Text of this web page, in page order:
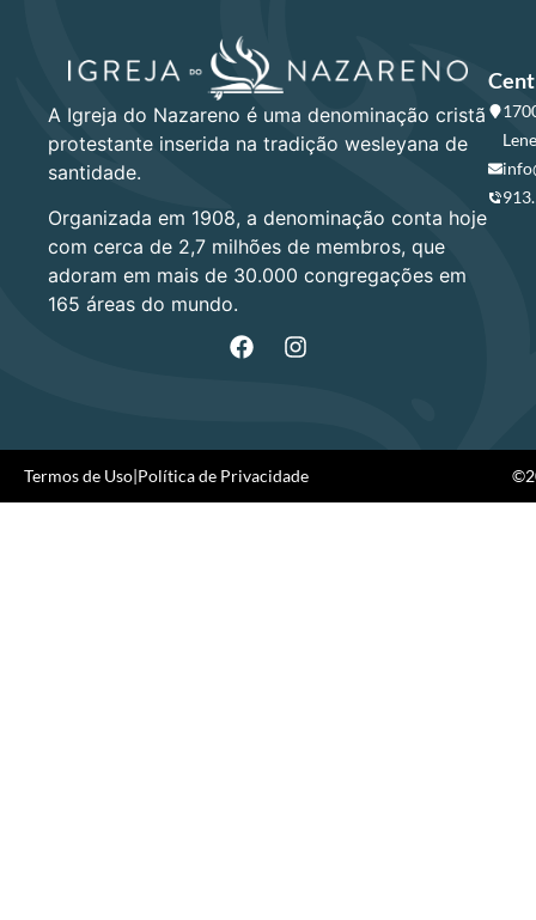
A Igreja do Nazareno é uma denominação cristã
protestante inserida na tradição wesleyana de
santidade.
Organizada em 1908, a denominação conta hoje
com cerca de 2,7 milhões de membros, que
adoram em mais de 30.000 congregações em
165 áreas do mundo.
Termos de Uso Política de Privacidade